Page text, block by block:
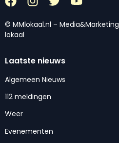
© MMlokaal.nl – Media&Marketing
lokaal
Laatste nieuws
Algemeen Nieuws
112 meldingen
Weer
Evenementen